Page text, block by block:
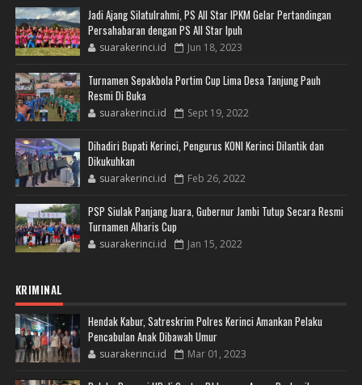
Jadi Ajang Silatulrahmi, PS All Star IPKM Gelar Pertandingan
Persahabaran dengan PS All Star Ipuh
suarakerinci.id Jun 18, 2023
Turnamen Sepakbola Portim Cup Lima Desa Tanjung Pauh
Resmi Di Buka
suarakerinci.id Sept 19, 2022
Dihadiri Bupati Kerinci, Pengurus KONI Kerinci Dilantik dan
Dikukuhkan
suarakerinci.id Feb 26, 2022
PSP Siulak Panjang Juara, Gubernur Jambi Tutup Secara Resmi
Turnamen Alharis Cup
suarakerinci.id Jan 15, 2022
KRIMINAL
Hendak Kabur, Satreskrim Polres Kerinci Amankan Pelaku
Pencabulan Anak Dibawah Umur
suarakerinci.id Mar 01, 2023